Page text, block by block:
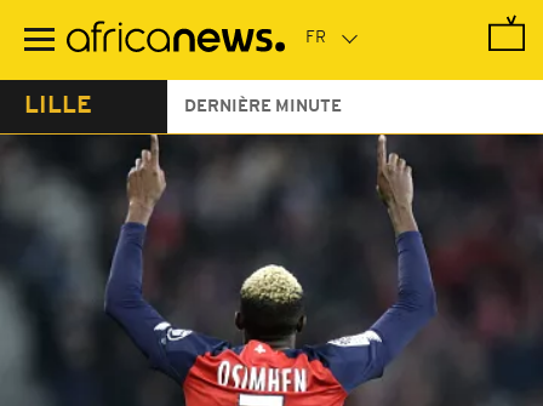
contenu
LILLE DERNIÈRE MINUTE